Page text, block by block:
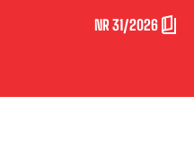
NR 31/2026